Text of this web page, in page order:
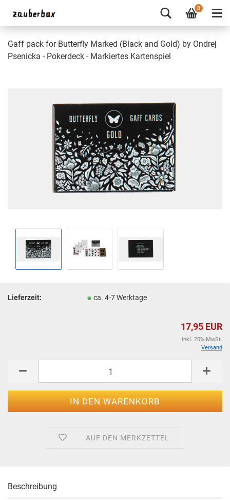
0
Gaff pack for Butterfly Marked (Black and Gold) by Ondrej
Psenicka - Pokerdeck - Markiertes Kartenspiel
Lieferzeit: ca. 4-7 Werktage
17,95 EUR
inkl. 20% MwSt.
Versand
AUF DEN MERKZETTEL
Beschreibung